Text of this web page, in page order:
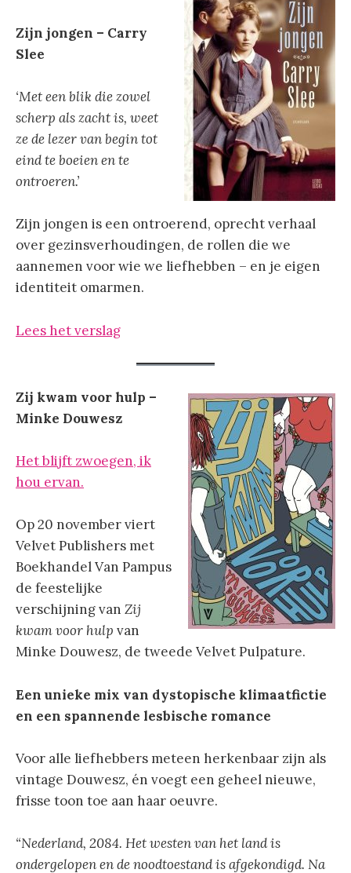
Zijn jongen – Carry
Slee
‘Met een blik die zowel
scherp als zacht is, weet
ze de lezer van begin tot
eind te boeien en te
ontroeren.’
Zijn jongen is een ontroerend, oprecht verhaal
over gezinsverhoudingen, de rollen die we
aannemen voor wie we liefhebben – en je eigen
identiteit omarmen.
Lees het verslag
Zij kwam voor hulp –
Minke Douwesz
Het blijft zwoegen, ik
hou ervan.
Op 20 november viert
Velvet Publishers met
Boekhandel Van Pampus
de feestelijke
verschijning van Zij
kwam voor hulp van
Minke Douwesz, de tweede Velvet Pulpature.
Een unieke mix van dystopische klimaatfictie
en een spannende lesbische romance
Voor alle liefhebbers meteen herkenbaar zijn als
vintage Douwesz, én voegt een geheel nieuwe,
frisse toon toe aan haar oeuvre.
“Nederland, 2084. Het westen van het land is
ondergelopen en de noodtoestand is afgekondigd. Na